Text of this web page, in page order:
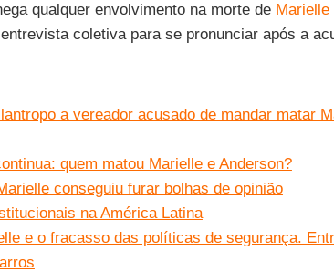
qualquer envolvimento na morte de Marielle
coletiva para se pronunciar após a
a vereador acusado de mandar matar
quem matou Marielle e Anderson?
conseguiu furar bolhas de opinião
na América Latina
e o fracasso das políticas de segurança.